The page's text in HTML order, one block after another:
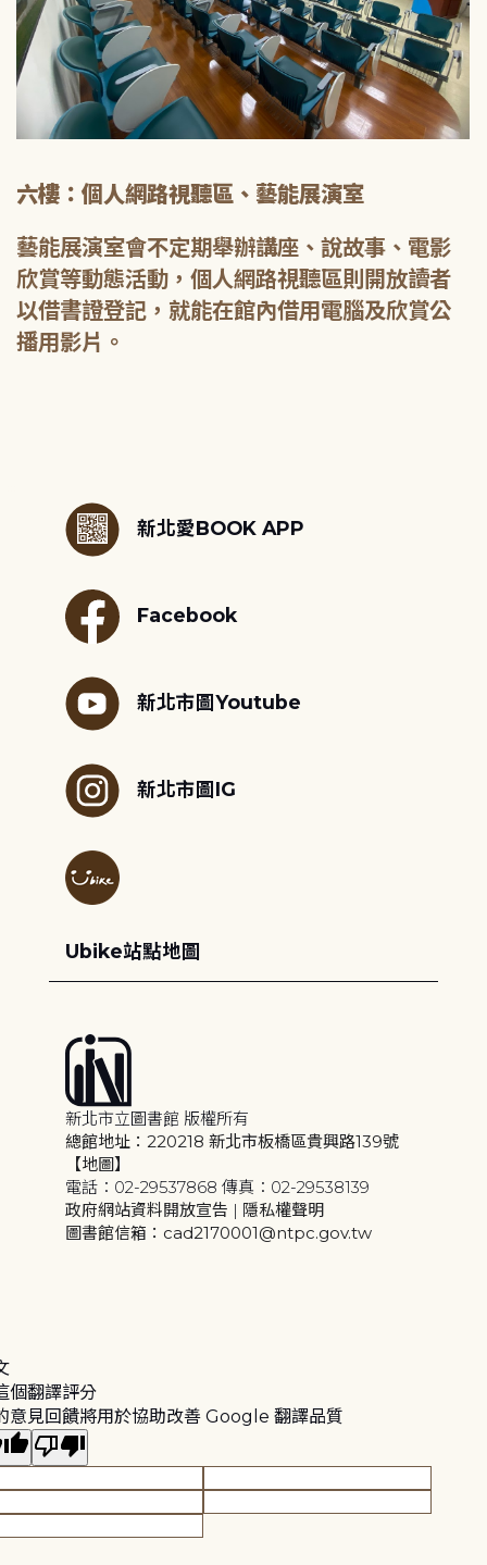
六樓：個人網路視聽區、藝能展演室
藝能展演室會不定期舉辦講座、說故事、電影
欣賞等動態活動，個人網路視聽區則開放讀者
以借書證登記，就能在館內借用電腦及欣賞公
播用影片。
新北愛BOOK APP
Facebook
新北市圖Youtube
新北市圖IG
Ubike站點地圖
新北市立圖書館 版權所有
總館地址：220218 新北市板橋區貴興路139號
【地圖】
電話：02-29537868 傳真：02-29538139
政府網站資料開放宣告 | 隱私權聲明
圖書館信箱：cad2170001@ntpc.gov.tw
個翻譯評分
意見回饋將用於協助改善 Google 翻譯品質